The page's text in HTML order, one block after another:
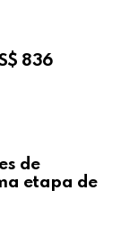
836
de
etapa de